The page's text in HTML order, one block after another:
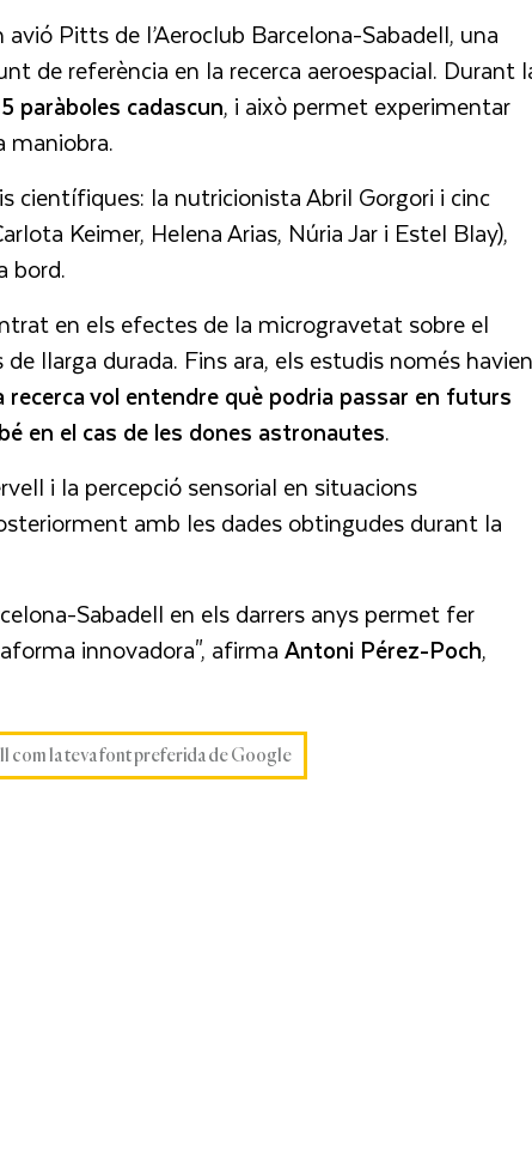
Pitts de l’Aeroclub Barcelona-Sabadell, una
de referència en la recerca aeroespacial. Durant
paràboles cadascun, i això permet experimentar
maniobra.
científiques: la nutricionista Abril Gorgori i cinc
Keimer, Helena Arias, Núria Jar i Estel Blay),
bord.
en els efectes de la microgravetat sobre el
llarga durada. Fins ara, els estudis només havien
recerca vol entendre què podria passar en futurs
en el cas de les dones astronautes.
i la percepció sensorial en situacions
amb les dades obtingudes durant la
Sabadell en els darrers anys permet fer
innovadora", afirmaAntoni Pérez-Poch,
com la teva font preferida de Google